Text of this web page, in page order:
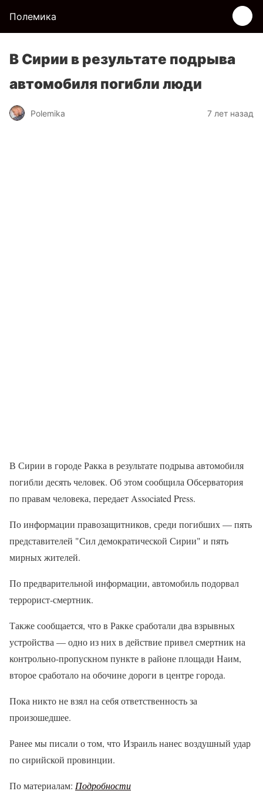
Полемика
В Сирии в результате подрыва
автомобиля погибли люди
Polemika 7 лет назад
В Сирии в городе Ракка в результате подрыва автомобиля
погибли десять человек. Об этом сообщила Обсерватория
по правам человека, передает Associated Press.
По информации правозащитников, среди погибших — пять
представителей "Сил демократической Сирии" и пять
мирных жителей.
По предварительной информации, автомобиль подорвал
террорист-смертник.
Также сообщается, что в Ракке сработали два взрывных
устройства — одно из них в действие привел смертник на
контрольно-пропускном пункте в районе площади Наим,
второе сработало на обочине дороги в центре города.
Пока никто не взял на себя ответственность за
произошедшее.
Ранее мы писали о том, что Израиль нанес воздушный удар
по сирийской провинции.
По материалам: Подробности